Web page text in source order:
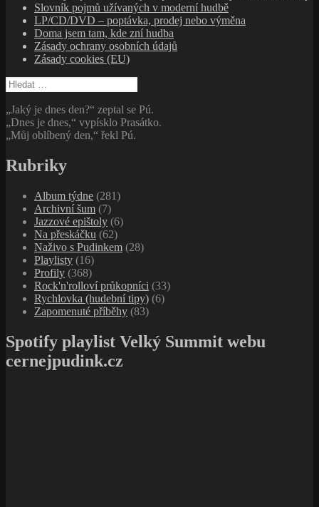
Slovník pojmů užívaných v moderní hudbě
LP/CD/DVD – poptávka, prodej nebo výměna
Doma jsem tam, kde zní hudba
Zásady ochrany osobních údajů
Zásady cookies (EU)
Vyhledávání
„Jaký je dnes den?“ zeptal se Pú.
„Dnes je dnes,“ vypísklo Prasátko.
„Můj oblíbený den,“ řekl Pú.
Rubriky
Album týdne (281)
Archivní šum (7)
Jazzové epištoly (6)
Na přeskáčku (62)
Naživo s Pudinkem (28)
Playlisty (16)
Profily (368)
Rock'n'rolloví průkopníci (33)
Rychlovka (hudební tipy) (6)
Zapomenuté příběhy (83)
Spotify playlist Velký Summit webu
cernejpudink.cz